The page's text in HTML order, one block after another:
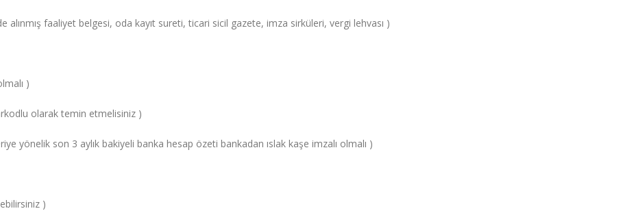
alınmış faaliyet belgesi, oda kayıt sureti, ticari sicil gazete, imza sirküleri, vergi lehvası )
)
olarak temin etmelisiniz )
yönelik son 3 aylık bakiyeli banka hesap özeti bankadan ıslak kaşe imzalı olmalı )
)